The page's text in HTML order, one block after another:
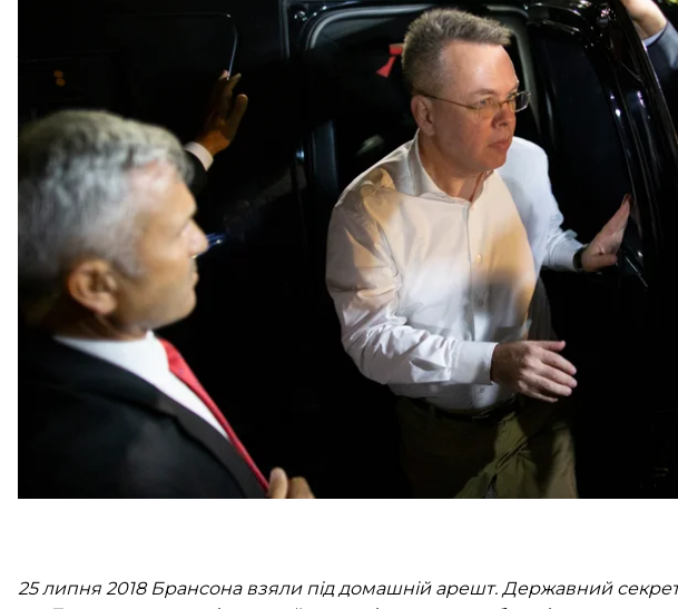
EPA-EFE/ERDEM SAHIN
Американський пастор Ендрю Брансон повернувся до США після
Туреччині за звинуваченням у підтримці тероризму. Він прилетів
Дональд Трамп подякував президенту Туреччини Реджепу Ердогану
з Брансоном цього ж дня у Білому домі.
Турецький суд засудив пастора Брансона до трьох років в’язниці.
оскільки суд зарахував йому той час, який він вже пробув під
Брансон працював у Туреччині понад 20 років. Його затримали в 2016
тероризмі та шпигунстві. Анкара заявляє, що Брансон нібито
організацією військового перевороту в Труеччині в липні 2016 року.
25 липня 2018 Брансона взяли під домашній арешт. Державний